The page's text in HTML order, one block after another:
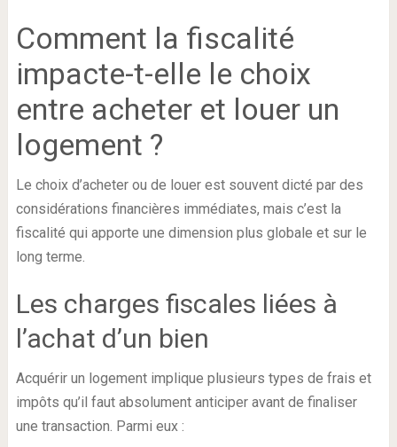
Comment la fiscalité
impacte-t-elle le choix
entre acheter et louer un
logement ?
Le choix d’acheter ou de louer est souvent dicté par des
considérations financières immédiates, mais c’est la
fiscalité qui apporte une dimension plus globale et sur le
long terme.
Les charges fiscales liées à
l’achat d’un bien
Acquérir un logement implique plusieurs types de frais et
impôts qu’il faut absolument anticiper avant de finaliser
une transaction. Parmi eux :